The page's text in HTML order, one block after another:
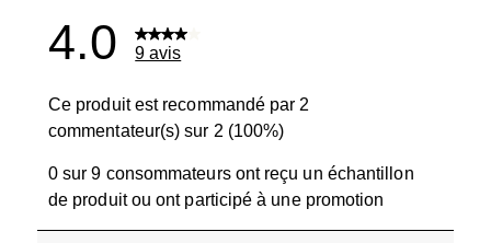
4.0 9 avis
Ce produit est recommandé par 2
commentateur(s) sur 2 (100%)
0 sur 9 consommateurs ont reçu un échantillon
de produit ou ont participé à une promotion